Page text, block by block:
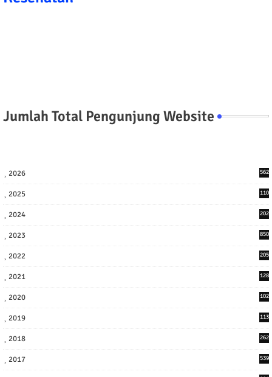
Jumlah Total Pengunjung Website
2026 562
2025
110
2024
202
2023 850
2022
205
2021
128
2020
102
2019
113
2018
262
2017
539